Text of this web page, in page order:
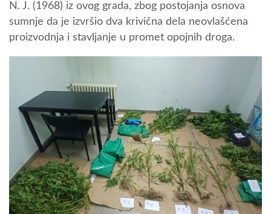
N. J. (1968) iz ovog grada, zbog postojanja osnova
sumnje da je izvršio dva krivična dela neovlašćena
proizvodnja i stavljanje u promet opojnih droga.